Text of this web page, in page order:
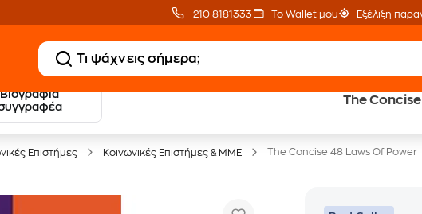
210 8181333 Το Wallet μου Εξέλιξη
Βιογραφία
The
20 € Public επιστροφή
με Snappi
Δωρεάν Μεταφορικά
Επιστήμες Κοινωνικές Επιστήμες & ΜΜΕ The Concise 48 Laws Of Power